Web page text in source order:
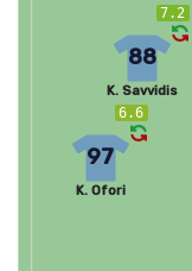
7.2
88
K. Savvidis
6.6
97
K. Ofori